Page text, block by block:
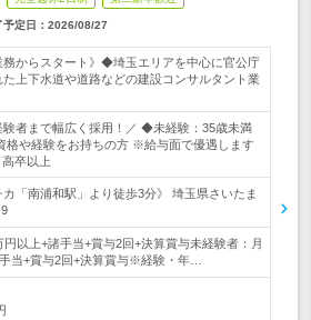
予定日： 2026/08/27
務からスタート》◆埼玉エリアを中心に官公庁
上下水道や道路などの建設コンサルタント業
験者まで幅広く採用！／ ◆未経験：35歳未満
格や経験をお持ちの方 ※給与面で優遇します
卒以上
「南浦和駅」より徒歩3分》 埼玉県さいたま
以上+諸手当+賞与2回+決算賞与未経験者：月
当+賞与2回+決算賞与※経験・年…